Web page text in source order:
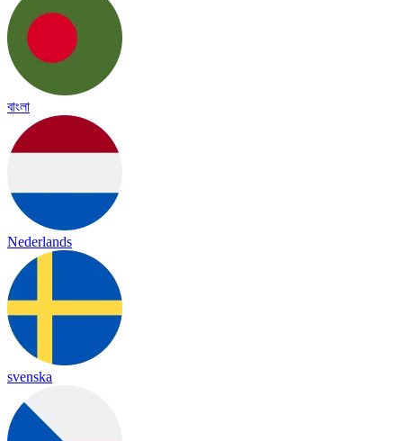
বাংলা
Nederlands
svenska